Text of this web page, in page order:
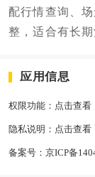
配行情查询、
整，适合有长
应用信息
权限功能： 点击查看
隐私说明： 点击查看
备案号： 京ICP备